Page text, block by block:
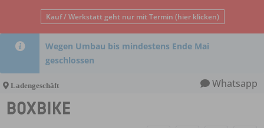
Kauf / Werkstatt geht nur mit Termin (hier klicken)
Wegen Umbau bis mindestens Ende Mai
geschlossen
Ladengeschäft Whatsapp